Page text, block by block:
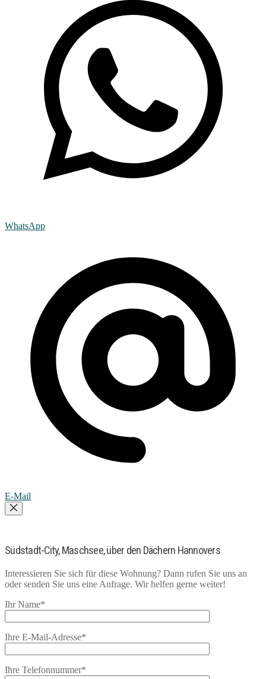
WhatsApp
E-Mail
Südstadt-City, Maschsee, über den Dächern Hannovers
Interessieren Sie sich für diese Wohnung? Dann rufen Sie uns an
oder senden Sie uns eine Anfrage. Wir helfen gerne weiter!
Ihr Name*
Ihre E-Mail-Adresse*
Ihre Telefonnummer*